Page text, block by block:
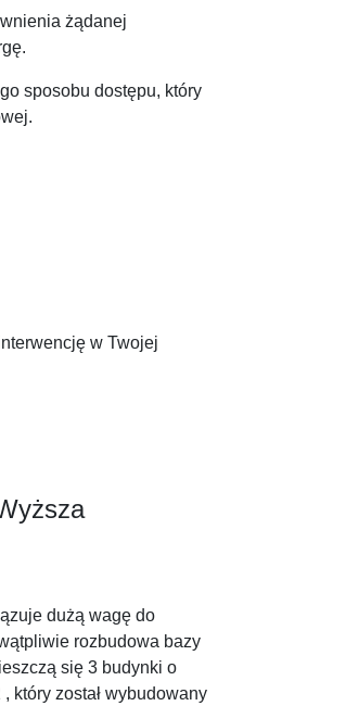
żądanej
sposobu dostępu, który
w Twojej
dużą wagę do
rozbudowa bazy
się 3 budynki o
który został wybudowany